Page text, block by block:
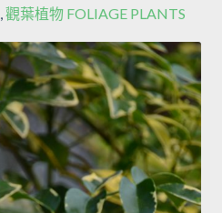
觀葉植物 FOLIAGE PLANTS